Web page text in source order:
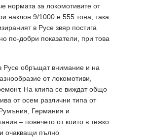
нормата за локомотивите от
наклон 9/1000 е 555 тона, така
в Русе звяр постига
по-добри показатели, при това
Русе обръщат внимание и на
от локомотиви,
На клипа се виждат общо
от осем различни типа от
Германия и
– повечето от които в тежко
очакващи пълно